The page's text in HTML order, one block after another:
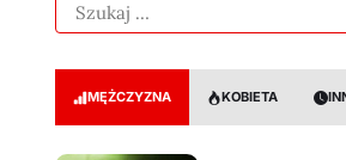
MĘŻCZYZNA KOBIETA